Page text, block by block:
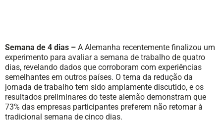
Semana de 4 dias – A Alemanha recentemente finalizou um
experimento para avaliar a semana de trabalho de quatro
dias, revelando dados que corroboram com experiências
semelhantes em outros países. O tema da redução da
jornada de trabalho tem sido amplamente discutido, e os
resultados preliminares do teste alemão demonstram que
73% das empresas participantes preferem não retomar à
tradicional semana de cinco dias.